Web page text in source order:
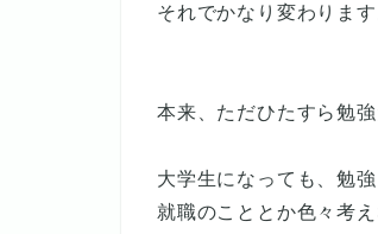
それでかなり変わります
本来、ただひたすら勉
大学生になっても、勉強
就職のこととか色々考